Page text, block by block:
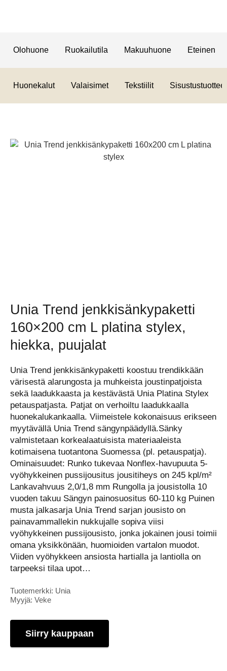
Olohuone Ruokailutila Makuuhuone Eteinen
Huonekalut Valaisimet Tekstiilit Sisustustuotteet
Unia Trend jenkkisänkypaketti
160×200 cm L platina stylex,
hiekka, puujalat
Unia Trend jenkkisänkypaketti koostuu trendikkään
värisestä alarungosta ja muhkeista joustinpatjoista
sekä laadukkaasta ja kestävästä Unia Platina Stylex
petauspatjasta. Patjat on verhoiltu laadukkaalla
huonekalukankaalla. Viimeistele kokonaisuus erikseen
myytävällä Unia Trend sängynpäädyllä.Sänky
valmistetaan korkealaatuisista materiaaleista
kotimaisena tuotantona Suomessa (pl. petauspatja).
Ominaisuudet: Runko tukevaa Nonflex-havupuuta 5-
vyöhykkeinen pussijousitus jousitiheys on 245 kpl/m²
Lankavahvuus 2,0/1,8 mm Rungolla ja jousistolla 10
vuoden takuu Sängyn painosuositus 60-110 kg Puinen
musta jalkasarja Unia Trend sarjan jousisto on
painavammallekin nukkujalle sopiva viisi
vyöhykkeinen pussijousisto, jonka jokainen jousi toimii
omana yksikkönään, huomioiden vartalon muodot.
Viiden vyöhykkeen ansiosta hartialla ja lantiolla on
tarpeeksi tilaa upot…
Tuotemerkki: Unia
Myyjä: Veke
Siirry kauppaan